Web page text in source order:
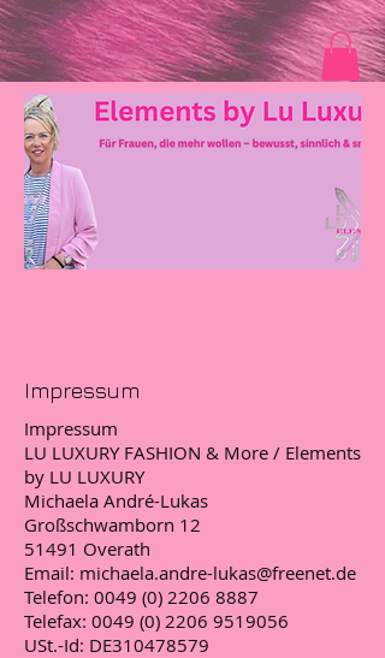
Impressum
Impressum
LU LUXURY FASHION & More / Elements
by LU LUXURY
Michaela André-Lukas
Großschwamborn 12
51491 Overath
Email: michaela.andre-lukas@freenet.de
Telefon: 0049 (0) 2206 8887
Telefax: 0049 (0) 2206 9519056
USt.-Id: DE310478579